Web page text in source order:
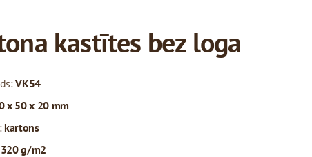
kastītes bez loga
VK54
x 50 x 20 mm
kartons
320 g/m2